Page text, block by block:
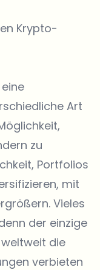
Krypto-
Art
zu
Portfolios
mit
Vieles
der einzige
die
verbieten